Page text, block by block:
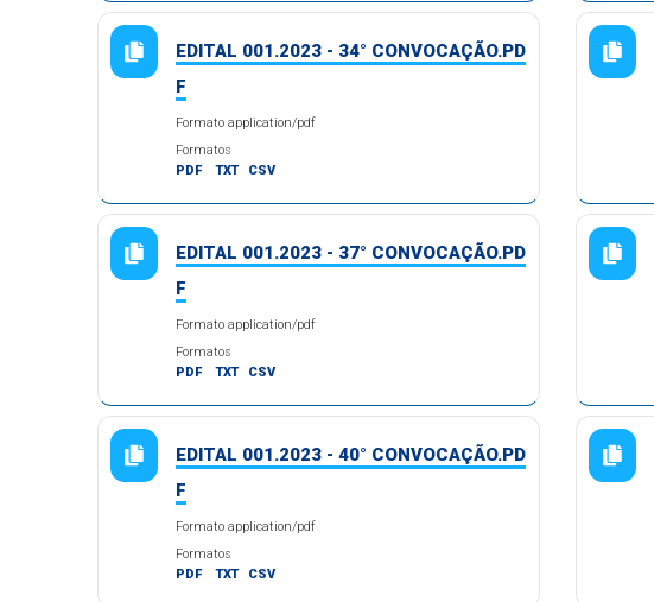
EDITAL 001.2023 - 34° CONVOCAÇÃO.PD
F
Formato application/pdf
Formatos
PDF
TXT CSV
EDITAL 001.2023 - 37° CONVOCAÇÃO.PD
F
Formato application/pdf
Formatos
PDF
TXT CSV
EDITAL 001.2023 - 40° CONVOCAÇÃO.PD
F
Formato application/pdf
Formatos
PDF
TXT CSV